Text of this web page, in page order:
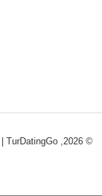
© 2026, TurDatingGo |